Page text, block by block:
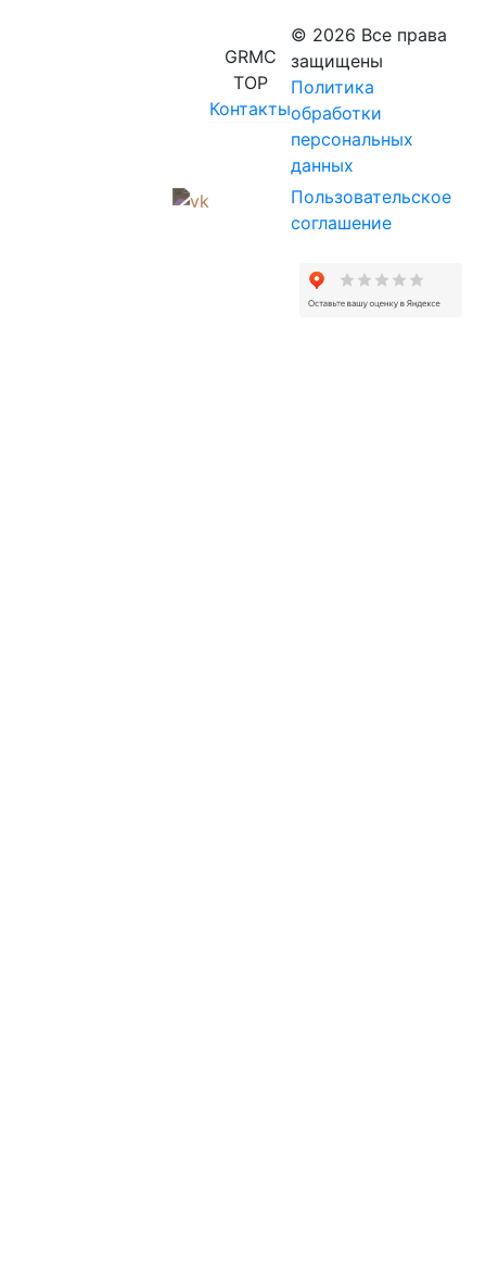
GRMC
TOP
Контакты
© 2026 Все права
защищены
Политика
обработки
персональных
данных
Пользовательское
соглашение